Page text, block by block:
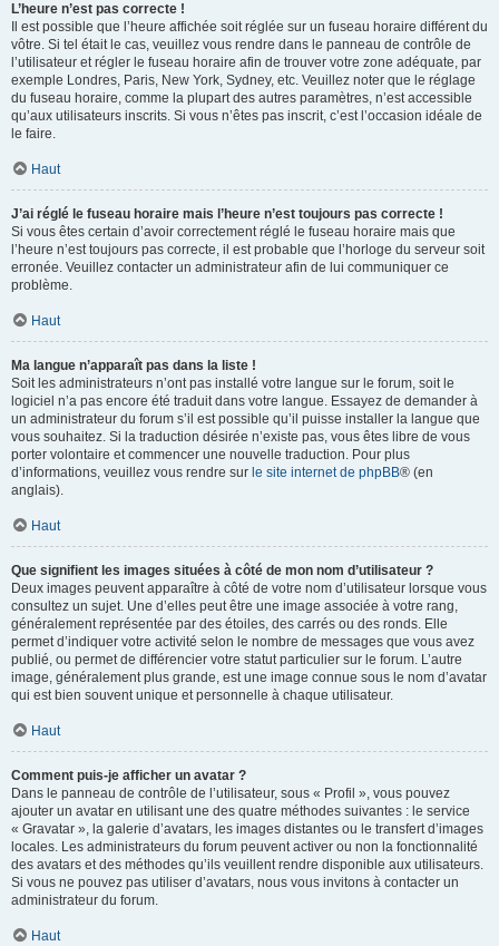
L’heure n’est pas correcte !
Il est possible que l’heure affichée soit réglée sur un fuseau horaire différent du
vôtre. Si tel était le cas, veuillez vous rendre dans le panneau de contrôle de
l’utilisateur et régler le fuseau horaire afin de trouver votre zone adéquate, par
exemple Londres, Paris, New York, Sydney, etc. Veuillez noter que le réglage
du fuseau horaire, comme la plupart des autres paramètres, n’est accessible
qu’aux utilisateurs inscrits. Si vous n’êtes pas inscrit, c’est l’occasion idéale de
le faire.
Haut
J’ai réglé le fuseau horaire mais l’heure n’est toujours pas correcte !
Si vous êtes certain d’avoir correctement réglé le fuseau horaire mais que
l’heure n’est toujours pas correcte, il est probable que l’horloge du serveur soit
erronée. Veuillez contacter un administrateur afin de lui communiquer ce
problème.
Haut
Ma langue n’apparaît pas dans la liste !
Soit les administrateurs n’ont pas installé votre langue sur le forum, soit le
logiciel n’a pas encore été traduit dans votre langue. Essayez de demander à
un administrateur du forum s’il est possible qu’il puisse installer la langue que
vous souhaitez. Si la traduction désirée n’existe pas, vous êtes libre de vous
porter volontaire et commencer une nouvelle traduction. Pour plus
d’informations, veuillez vous rendre sur le site internet de phpBB® (en
anglais).
Haut
Que signifient les images situées à côté de mon nom d’utilisateur ?
Deux images peuvent apparaître à côté de votre nom d’utilisateur lorsque vous
consultez un sujet. Une d’elles peut être une image associée à votre rang,
généralement représentée par des étoiles, des carrés ou des ronds. Elle
permet d’indiquer votre activité selon le nombre de messages que vous avez
publié, ou permet de différencier votre statut particulier sur le forum. L’autre
image, généralement plus grande, est une image connue sous le nom d’avatar
qui est bien souvent unique et personnelle à chaque utilisateur.
Haut
Comment puis-je afficher un avatar ?
Dans le panneau de contrôle de l’utilisateur, sous « Profil », vous pouvez
ajouter un avatar en utilisant une des quatre méthodes suivantes : le service
« Gravatar », la galerie d’avatars, les images distantes ou le transfert d’images
locales. Les administrateurs du forum peuvent activer ou non la fonctionnalité
des avatars et des méthodes qu’ils veuillent rendre disponible aux utilisateurs.
Si vous ne pouvez pas utiliser d’avatars, nous vous invitons à contacter un
administrateur du forum.
Haut